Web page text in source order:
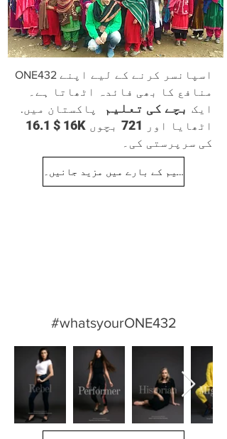
ONE432 اسپانسر کرنے کے لیے اپنے
منافع کا بھی فائدہ اٹھاتا ہے۔
ایک بچے کی تعلیم پاکستان میں.
16 $ 16.1K اٹھایا اور 721 بچوں
کی سرپرستی کی۔
تعلیم کے بارے میں مزید جانیں۔
#whatsyourONE432